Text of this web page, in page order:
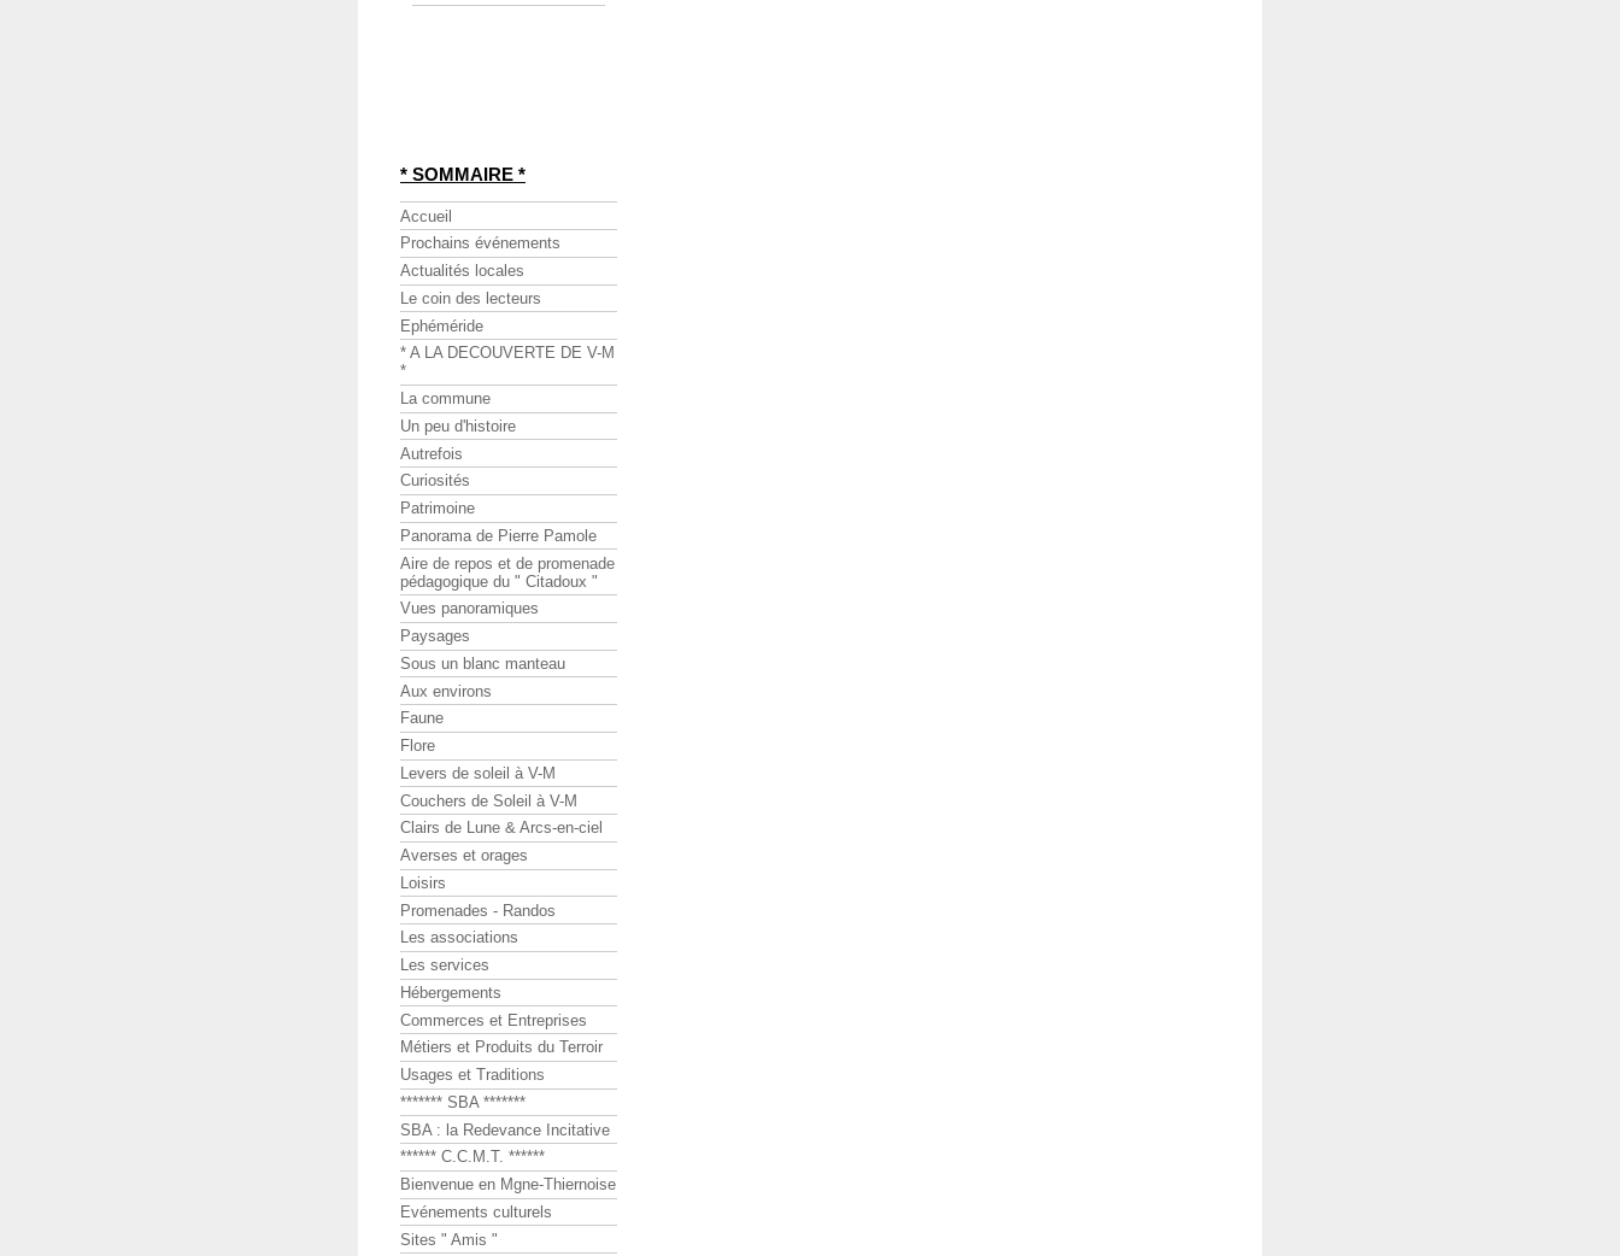
* SOMMAIRE *
Accueil
Prochains événements
Actualités locales
Le coin des lecteurs
Ephéméride
* A LA DECOUVERTE DE V-M
*
La commune
Un peu d'histoire
Autrefois
Curiosités
Patrimoine
Panorama de Pierre Pamole
Aire de repos et de promenade
pédagogique du " Citadoux "
Vues panoramiques
Paysages
Sous un blanc manteau
Aux environs
Faune
Flore
Levers de soleil à V-M
Couchers de Soleil à V-M
Clairs de Lune & Arcs-en-ciel
Averses et orages
Loisirs
Promenades - Randos
Les associations
Les services
Hébergements
Commerces et Entreprises
Métiers et Produits du Terroir
Usages et Traditions
******* SBA *******
SBA : la Redevance Incitative
****** C.C.M.T. ******
Bienvenue en Mgne-Thiernoise
Evénements culturels
Sites " Amis "